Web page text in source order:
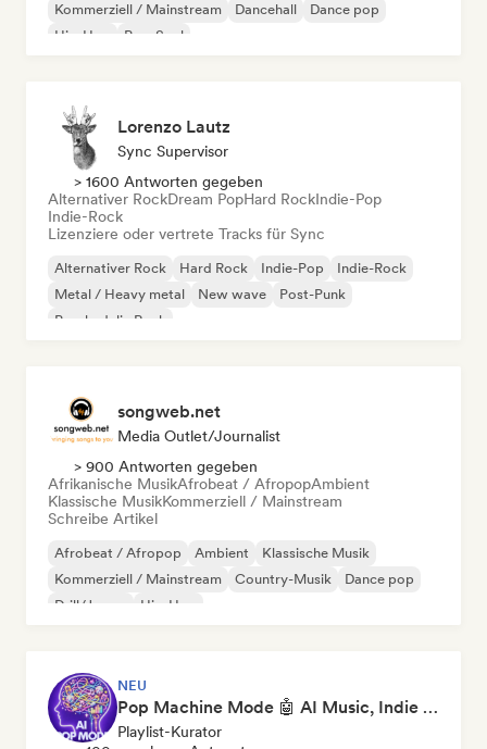
Kommerziell / Mainstream
Dancehall
Dance pop
Hip-Hop
Pop-Soul
Lorenzo Lautz
Sync Supervisor
> 1600 Antworten gegeben
Alternativer RockDream PopHard RockIndie-Pop
Indie-Rock
Lizenziere oder vertrete Tracks für Sync
Alternativer Rock Hard Rock Indie-Pop
Indie-Rock
Metal / Heavy metal
New wave
Post-Punk
Psychedelic Rock
songweb.net
Media Outlet/Journalist
> 900 Antworten gegeben
Afrikanische MusikAfrobeat / AfropopAmbient
Klassische MusikKommerziell / Mainstream
Schreibe Artikel
Afrobeat / Afropop Ambient
Klassische Musik
Kommerziell / Mainstream
Country-Musik
Dance pop
Drill/Jersey
Hip-Hop
NEU
Pop Machine Mode 🤖 AI Music, Indie Pop & Dream Pop
Playlist-Kurator